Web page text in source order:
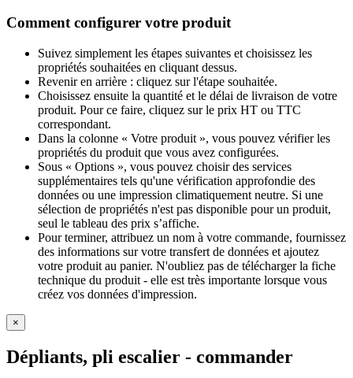
Comment configurer votre produit
Suivez simplement les étapes suivantes et choisissez les
propriétés souhaitées en cliquant dessus.
Revenir en arrière : cliquez sur l'étape souhaitée.
Choisissez ensuite la quantité et le délai de livraison de votre
produit. Pour ce faire, cliquez sur le prix HT ou TTC
correspondant.
Dans la colonne « Votre produit », vous pouvez vérifier les
propriétés du produit que vous avez configurées.
Sous « Options », vous pouvez choisir des services
supplémentaires tels qu'une vérification approfondie des
données ou une impression climatiquement neutre. Si une
sélection de propriétés n'est pas disponible pour un produit,
seul le tableau des prix s’affiche.
Pour terminer, attribuez un nom à votre commande, fournissez
des informations sur votre transfert de données et ajoutez
votre produit au panier. N'oubliez pas de télécharger la fiche
technique du produit - elle est très importante lorsque vous
créez vos données d'impression.
×
Dépliants, pli escalier - commander